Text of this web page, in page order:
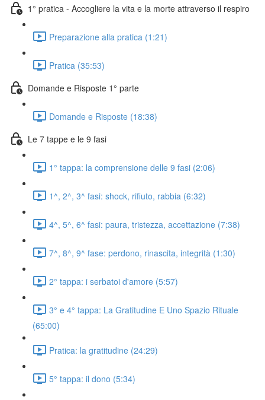
1° pratica - Accogliere la vita e la morte attraverso il respiro
Preparazione alla pratica (1:21)
Pratica (35:53)
Domande e Risposte 1° parte
Domande e Risposte (18:38)
Le 7 tappe e le 9 fasi
1° tappa: la comprensione delle 9 fasi (2:06)
1^, 2^, 3^ fasi: shock, rifiuto, rabbia (6:32)
4^, 5^, 6^ fasi: paura, tristezza, accettazione (7:38)
7^, 8^, 9^ fase: perdono, rinascita, integrità (1:30)
2° tappa: i serbatoi d'amore (5:57)
3° e 4° tappa: La Gratitudine E Uno Spazio Rituale
(65:00)
Pratica: la gratitudine (24:29)
5° tappa: il dono (5:34)